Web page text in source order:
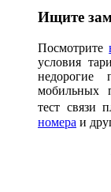
Ищите
Посмотрите
условия
недорогие
мобильных
тест связи
номера и